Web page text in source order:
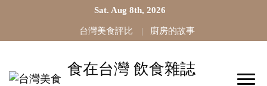
Sat. Aug 8th, 2026
台灣美食評比 廚房的故事
食在台灣 飲食雜誌